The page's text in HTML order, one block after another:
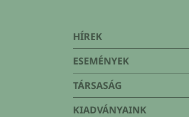
HÍREK
ESEMÉNYEK
TÁRSASÁG
KIADVÁNYAINK